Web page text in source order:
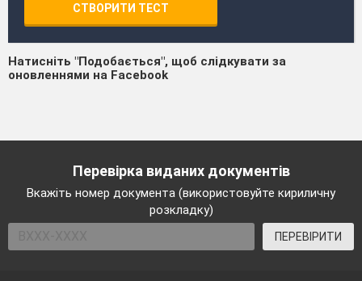
СТВОРИТИ ТЕСТ
Натисніть "Подобається", щоб слідкувати за
оновленнями на Facebook
Перевірка виданих документів
Вкажіть номер документа (використовуйте кириличну
розкладку)
ПЕРЕВІРИТИ